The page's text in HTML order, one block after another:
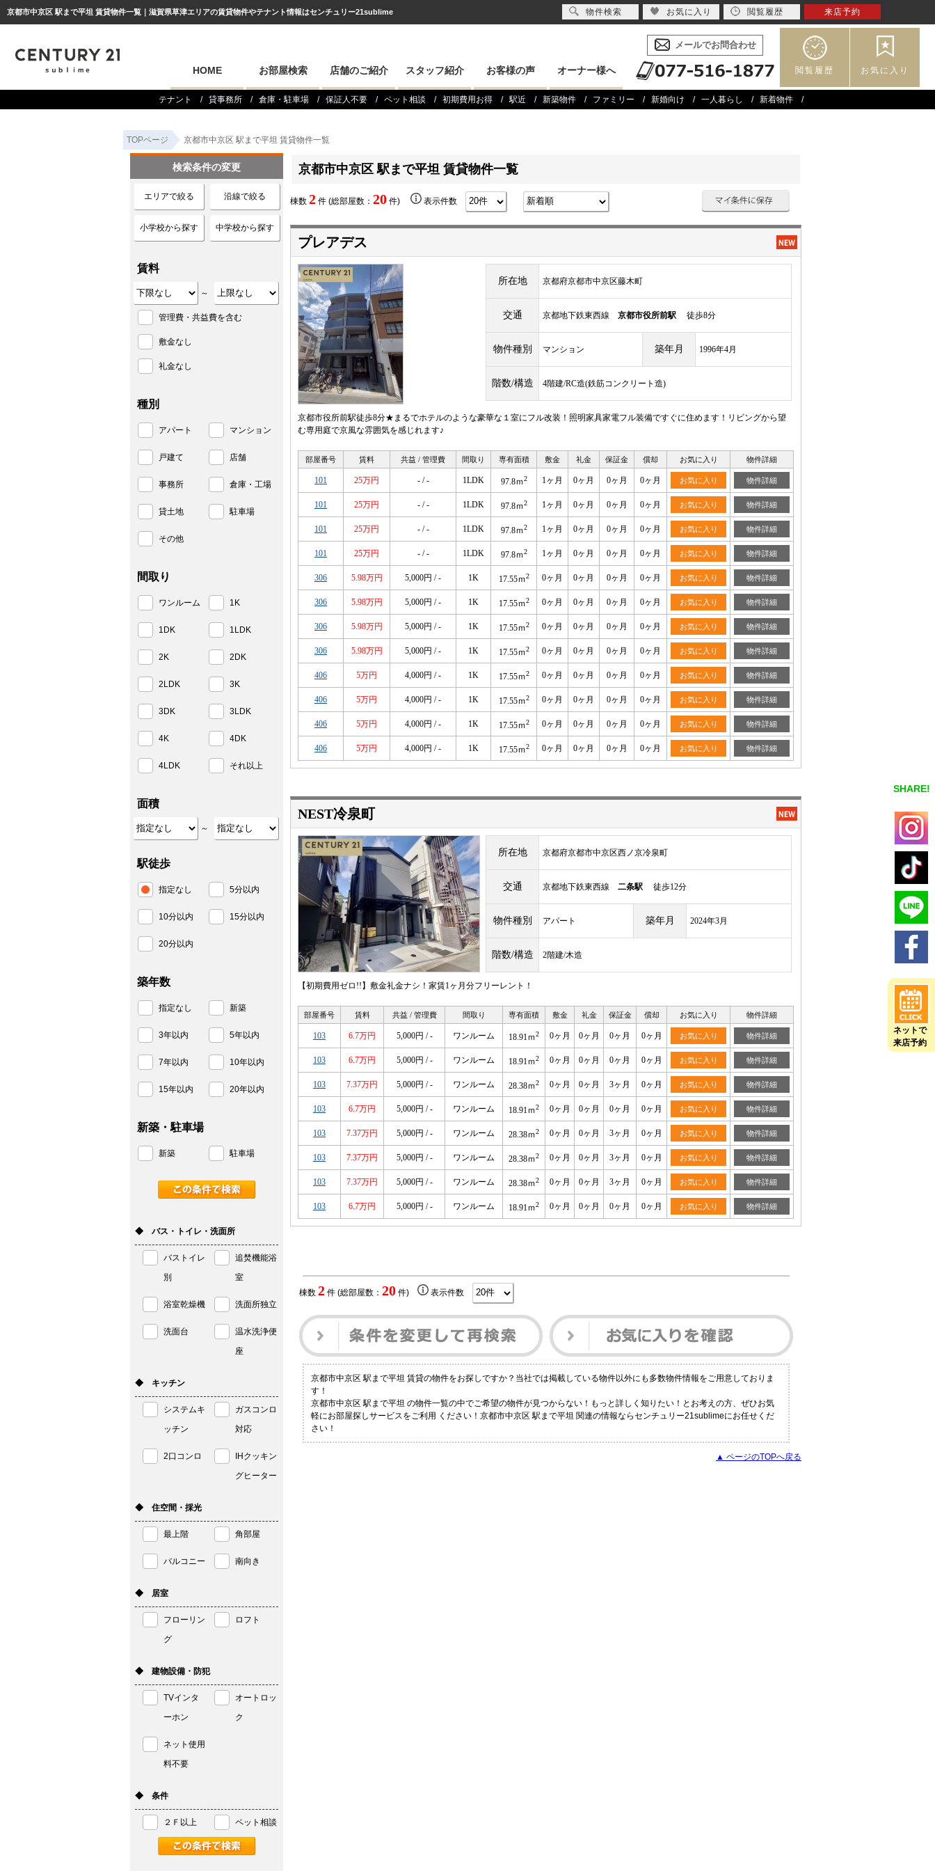
京都市中京区 駅まで平坦 賃貸物件一覧｜滋賀県草津エリアの賃貸物件やテナント情報はセンチュリー21sublime
HOME お部屋検索 店舗のご紹介 スタッフ紹介 お客様の声 オーナー様へ
メールでお問合わせ
閲覧履歴 お気に入り
テナント 貸事務所 倉庫・駐車場 保証人不要 ペット相談 初期費用お得 駅近 新築物件 ファミリー 新婚向け 一人暮らし 新着物件
SHARE!
ネットで
来店予約
TOPページ 京都市中京区 駅まで平坦 賃貸物件一覧
京都市中京区 駅まで平坦 賃貸物件一覧
棟数 2 件 (総部屋数： 20 件) 表示件数
プレアデス
所在地 京都府京都市中京区藤木町
交通 京都地下鉄東西線 京都市役所前駅 徒歩8分
物件種別 マンション 築年月 1996年4月
階数/構造 4階建/RC造(鉄筋コンクリート造)
京都市役所前駅徒歩8分★まるでホテルのような豪華な１室にフル改装！照明家具家電フル装備ですぐに住めます！リビングから望
む専用庭で京風な雰囲気を感じれます♪
部屋番号 賃料 共益 / 管理費 間取り 専有面積 敷金 礼金 保証金 償却 お気に入り 物件詳細
101 25万円 - / - 1LDK 97.8ｍ2 1ヶ月 0ヶ月 0ヶ月 0ヶ月 お気に入り 物件詳細
101 25万円 - / - 1LDK 97.8ｍ2 1ヶ月 0ヶ月 0ヶ月 0ヶ月 お気に入り 物件詳細
101 25万円 - / - 1LDK 97.8ｍ2 1ヶ月 0ヶ月 0ヶ月 0ヶ月 お気に入り 物件詳細
101 25万円 - / - 1LDK 97.8ｍ2 1ヶ月 0ヶ月 0ヶ月 0ヶ月 お気に入り 物件詳細
306 5.98万円 5,000円 / - 1K 17.55ｍ2 0ヶ月 0ヶ月 0ヶ月 0ヶ月 お気に入り 物件詳細
306 5.98万円 5,000円 / - 1K 17.55ｍ2 0ヶ月 0ヶ月 0ヶ月 0ヶ月 お気に入り 物件詳細
306 5.98万円 5,000円 / - 1K 17.55ｍ2 0ヶ月 0ヶ月 0ヶ月 0ヶ月 お気に入り 物件詳細
306 5.98万円 5,000円 / - 1K 17.55ｍ2 0ヶ月 0ヶ月 0ヶ月 0ヶ月 お気に入り 物件詳細
406 5万円 4,000円 / - 1K 17.55ｍ2 0ヶ月 0ヶ月 0ヶ月 0ヶ月 お気に入り 物件詳細
406 5万円 4,000円 / - 1K 17.55ｍ2 0ヶ月 0ヶ月 0ヶ月 0ヶ月 お気に入り 物件詳細
406 5万円 4,000円 / - 1K 17.55ｍ2 0ヶ月 0ヶ月 0ヶ月 0ヶ月 お気に入り 物件詳細
406 5万円 4,000円 / - 1K 17.55ｍ2 0ヶ月 0ヶ月 0ヶ月 0ヶ月 お気に入り 物件詳細
NEST冷泉町
所在地 京都府京都市中京区西ノ京冷泉町
交通 京都地下鉄東西線 二条駅 徒歩12分
物件種別 アパート 築年月 2024年3月
階数/構造 2階建/木造
【初期費用ゼロ!!】敷金礼金ナシ！家賃1ヶ月分フリーレント！
部屋番号 賃料 共益 / 管理費 間取り 専有面積 敷金 礼金 保証金 償却 お気に入り 物件詳細
103 6.7万円 5,000円 / - ワンルーム 18.91ｍ2 0ヶ月 0ヶ月 0ヶ月 0ヶ月 お気に入り 物件詳細
103 6.7万円 5,000円 / - ワンルーム 18.91ｍ2 0ヶ月 0ヶ月 0ヶ月 0ヶ月 お気に入り 物件詳細
103 7.37万円 5,000円 / - ワンルーム 28.38ｍ2 0ヶ月 0ヶ月 3ヶ月 0ヶ月 お気に入り 物件詳細
103 6.7万円 5,000円 / - ワンルーム 18.91ｍ2 0ヶ月 0ヶ月 0ヶ月 0ヶ月 お気に入り 物件詳細
103 7.37万円 5,000円 / - ワンルーム 28.38ｍ2 0ヶ月 0ヶ月 3ヶ月 0ヶ月 お気に入り 物件詳細
103 7.37万円 5,000円 / - ワンルーム 28.38ｍ2 0ヶ月 0ヶ月 3ヶ月 0ヶ月 お気に入り 物件詳細
103 7.37万円 5,000円 / - ワンルーム 28.38ｍ2 0ヶ月 0ヶ月 3ヶ月 0ヶ月 お気に入り 物件詳細
103 6.7万円 5,000円 / - ワンルーム 18.91ｍ2 0ヶ月 0ヶ月 0ヶ月 0ヶ月 お気に入り 物件詳細
棟数 2件 (総部屋数： 20件) 表示件数
京都市中京区 駅まで平坦 賃貸の物件をお探しですか？当社では掲載している物件以外にも多数物件情報をご用意しておりま
す！
京都市中京区 駅まで平坦 の物件一覧の中でご希望の物件が見つからない！もっと詳しく知りたい！とお考えの方、ぜひお気
軽にお部屋探しサービスをご利用 ください！京都市中京区 駅まで平坦 関連の情報ならセンチュリー21sublimeにお任せくだ
さい！
▲ ページのTOPへ戻る
検索条件の変更
エリアで絞る 沿線で絞る
小学校から探す 中学校から探す
賃料
～
管理費・共益費を含む
敷金なし
礼金なし
種別
アパート マンション
戸建て 店舗
事務所 倉庫・工場
貸土地 駐車場
その他
間取り
ワンルーム 1K
1DK 1LDK
2K 2DK
2LDK 3K
3DK 3LDK
4K 4DK
4LDK それ以上
面積
～
駅徒歩
指定なし 5分以内
10分以内 15分以内
20分以内
築年数
指定なし 新築
3年以内 5年以内
7年以内 10年以内
15年以内 20年以内
新築・駐車場
新築 駐車場
◆ バス・トイレ・洗面所
バストイレ
別
追焚機能浴
室
浴室乾燥機 洗面所独立
洗面台
温水洗浄便
座
◆ キッチン
システムキ
ッチン
ガスコンロ
対応
2口コンロ
IHクッキン
グヒーター
◆ 住空間・採光
最上階 角部屋
バルコニー 南向き
◆ 居室
フローリン
グ
ロフト
◆ 建物設備・防犯
TVインタ
ーホン
オートロッ
ク
ネット使用
料不要
◆ 条件
２Ｆ以上 ペット相談
物件検索 お気に入り 閲覧履歴 来店予約